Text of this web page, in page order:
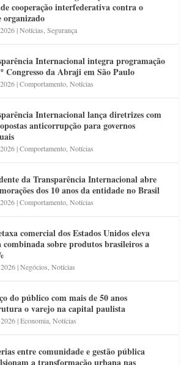
cooperação interfederativa contra o
organizado
|Notícias ,Segurança
Internacional integra programação
Congresso da Abraji em São Paulo
|Comportamento ,Notícias
Internacional lança diretrizes com
anticorrupção para governos
|Comportamento ,Notícias
da Transparência Internacional abre
dos 10 anos da entidade no Brasil
|Comportamento ,Notícias
comercial dos Estados Unidos eleva
sobre produtos brasileiros a
|Negócios ,Notícias
do público com mais de 50 anos
o varejo na capital paulista
|Economia ,Notícias
entre comunidade e gestão pública
a transformação urbana nas